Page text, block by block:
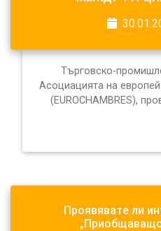
Търговско-
Асоциацията на
(EUROCHAMBRES),
Проявявате ли